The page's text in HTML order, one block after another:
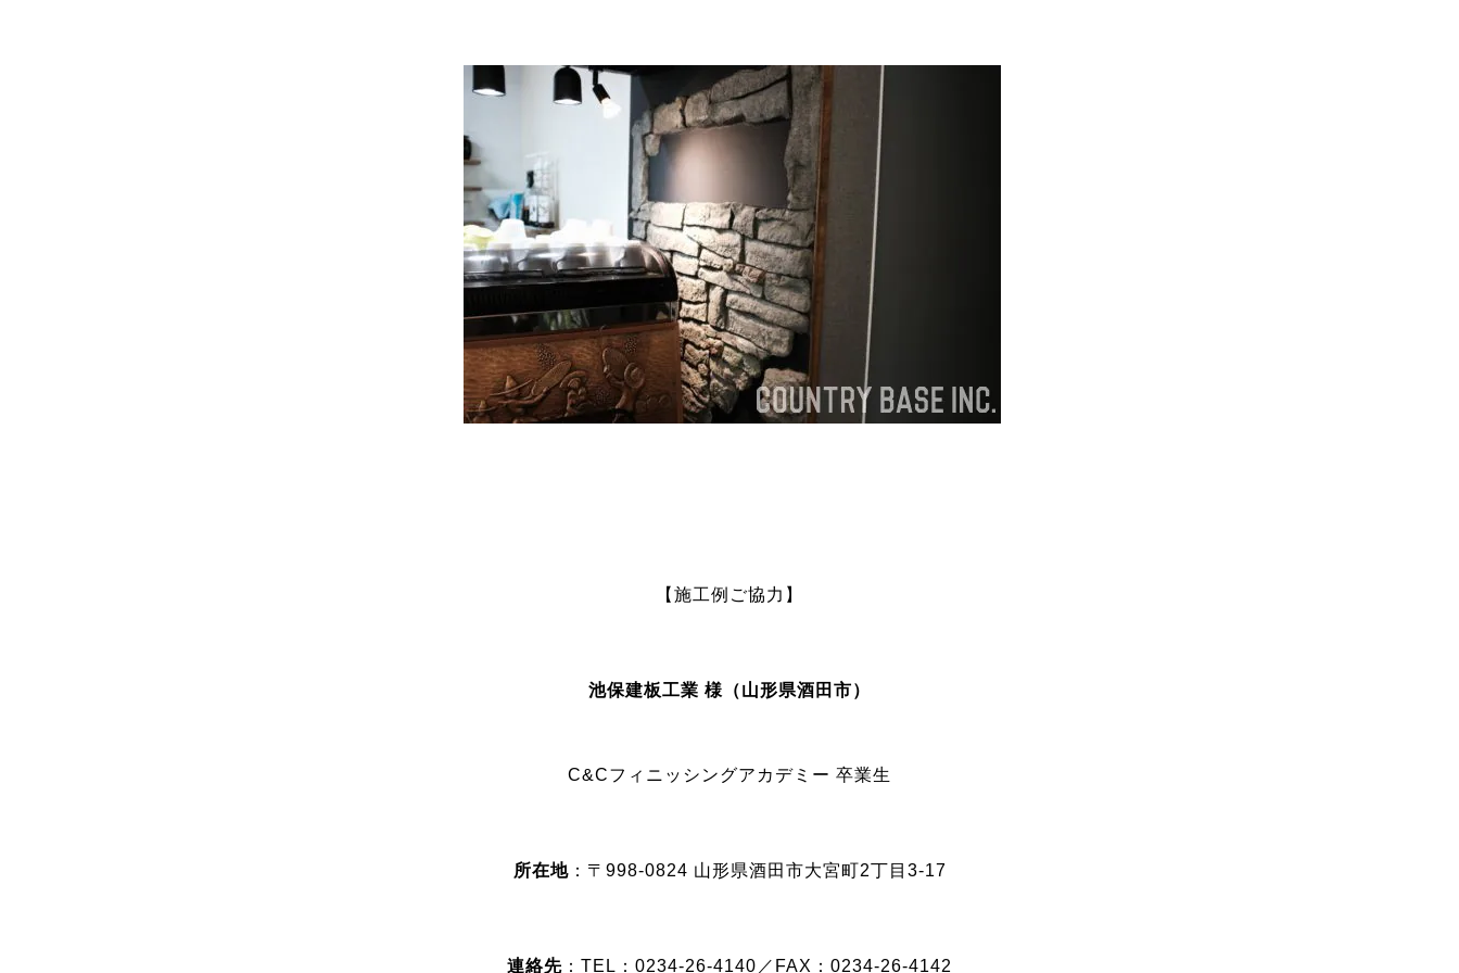
【施工例ご協力】
池保建板工業 様（山形県酒田市）
C&Cフィニッシングアカデミー 卒業生
所在地：〒998-0824 山形県酒田市大宮町2丁目3-17
連絡先 ：TEL：0234-26-4140／FAX：0234-26-4142